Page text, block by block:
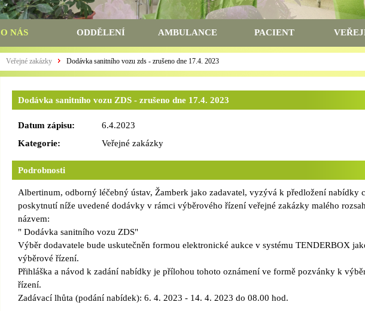
O NÁS ODDĚLENÍ AMBULANCE PACIENT
Veřejné zakázky Dodávka sanitního vozu zds - zrušeno dne 17.4. 2023
Dodávka sanitního vozu ZDS - zrušeno dne 17.4. 2023
Datum zápisu:
6.4.2023
Kategorie:
Veřejné zakázky
Podrobnosti
Albertinum, odborný léčebný ústav, Žamberk jako zadavatel, vyzývá k předložení nabídky
poskytnutí níže uvedené dodávky v rámci výběrového řízení veřejné zakázky malého
názvem:
" Dodávka sanitního vozu ZDS"
Výběr dodavatele bude uskutečněn formou elektronické aukce v systému TENDERBOX
výběrové řízení.
Přihláška a návod k zadání nabídky je přílohou tohoto oznámení ve formě pozvánky k
řízení.
Zadávací lhůta (podání nabídek): 6. 4. 2023 - 14. 4. 2023 do 08.00 hod.